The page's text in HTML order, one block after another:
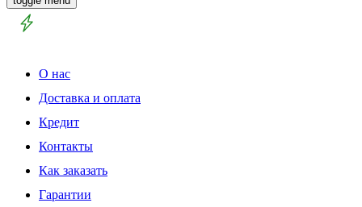
О нас
Доставка и оплата
Кредит
Контакты
Как заказать
Гарантии